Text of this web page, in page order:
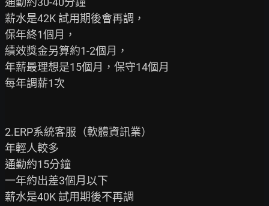
薪水是42K 試用期後會再調，
保年終1個月，
績效獎金另算約1-2個月，
年薪最理想是15個月，保守14個月
每年調薪1次
2.ERP系統客服（軟體資訊業）
年輕人較多
通勤約15分鐘
一年約出差3個月以下
薪水是40K 試用期後不再調